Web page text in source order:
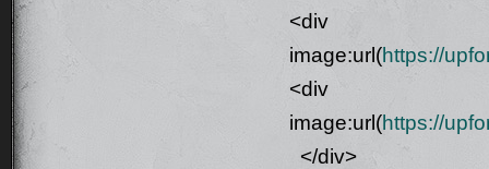
<div
image:url(https://
<div
image:url(https://
</div>